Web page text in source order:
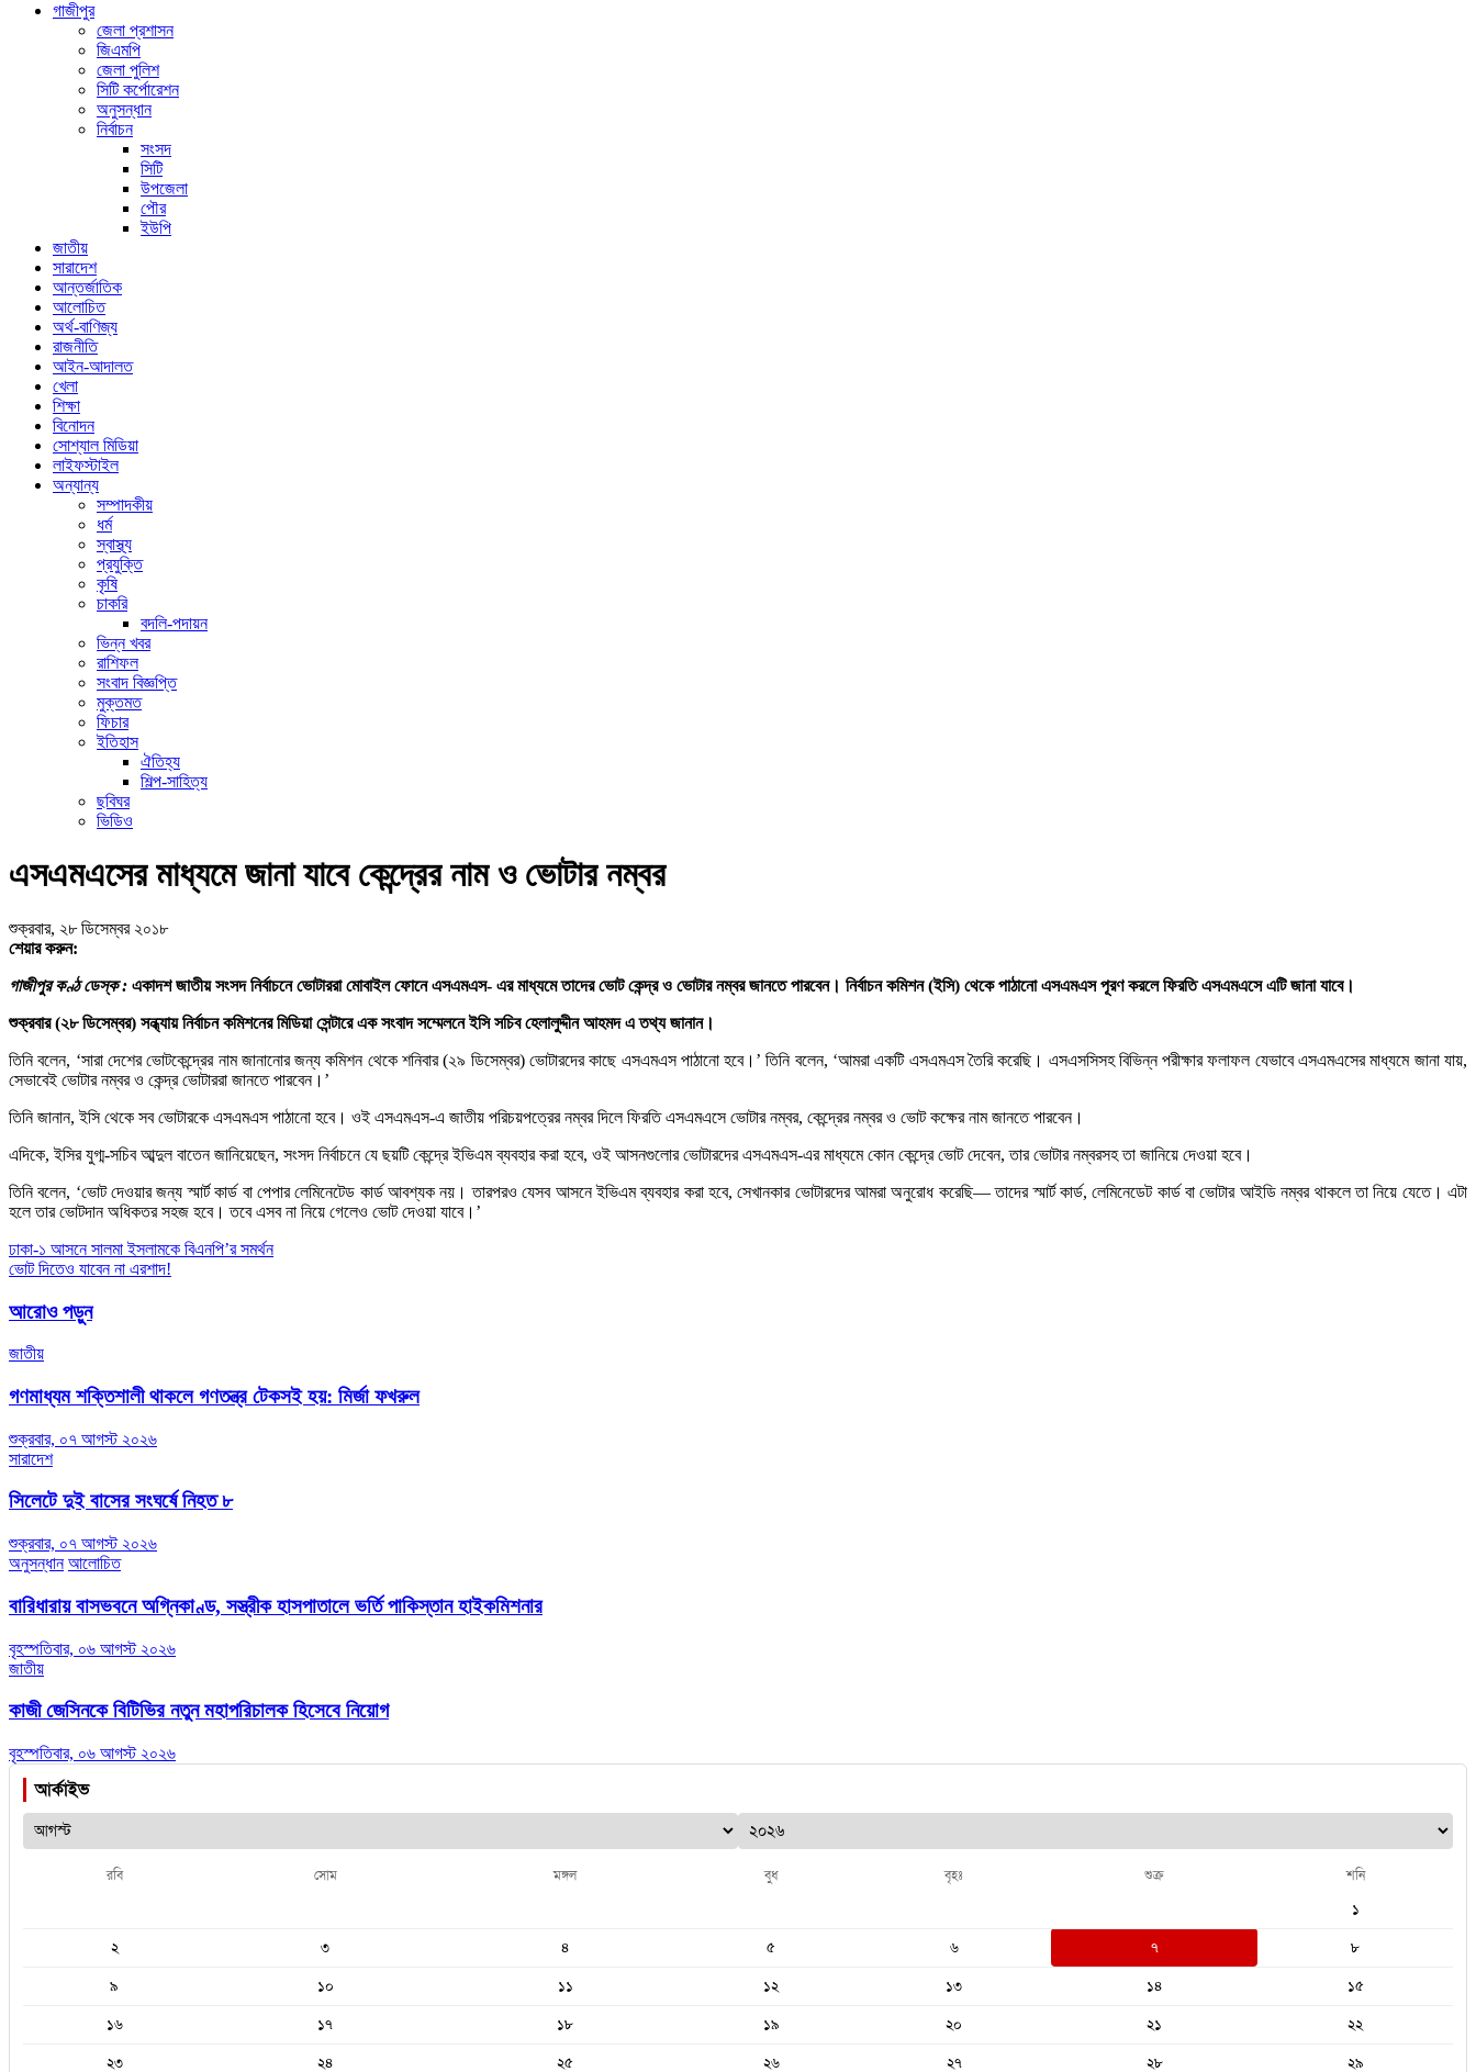
গাজীপুর
জেলা প্রশাসন
জিএমপি
জেলা পুলিশ
সিটি কর্পোরেশন
অনুসন্ধান
নির্বাচন
সংসদ
সিটি
উপজেলা
পৌর
ইউপি
জাতীয়
সারাদেশ
আন্তর্জাতিক
আলোচিত
অর্থ-বাণিজ্য
রাজনীতি
আইন-আদালত
খেলা
শিক্ষা
বিনোদন
সোশ্যাল মিডিয়া
লাইফস্টাইল
অন্যান্য
সম্পাদকীয়
ধর্ম
স্বাস্থ্য
প্রযুক্তি
কৃষি
চাকরি
বদলি-পদায়ন
ভিন্ন খবর
রাশিফল
সংবাদ বিজ্ঞপ্তি
মুক্তমত
ফিচার
ইতিহাস
ঐতিহ্য
শিল্প-সাহিত্য
ছবিঘর
ভিডিও
এসএমএসের মাধ্যমে জানা যাবে কেন্দ্রের নাম ও ভোটার নম্বর
শুক্রবার, ২৮ ডিসেম্বর ২০১৮
শেয়ার করুন:
গাজীপুর কণ্ঠ ডেস্ক : একাদশ জাতীয় সংসদ নির্বাচনে ভোটাররা মোবাইল ফোনে এসএমএস- এর মাধ্যমে তাদের ভোট কেন্দ্র ও ভোটার নম্বর জানতে পারবেন। নির্বাচন কমিশন (ইসি) থেকে পাঠানো এসএমএস পূরণ করলে ফিরতি এসএমএসে এটি জানা যাবে।
শুক্রবার (২৮ ডিসেম্বর) সন্ধ্যায় নির্বাচন কমিশনের মিডিয়া সেন্টারে এক সংবাদ সম্মেলনে ইসি সচিব হেলালুদ্দীন আহমদ এ তথ্য জানান।
তিনি বলেন, ‘সারা দেশের ভোটকেন্দ্রের নাম জানানোর জন্য কমিশন থেকে শনিবার (২৯ ডিসেম্বর) ভোটারদের কাছে এসএমএস পাঠানো হবে।’ তিনি বলেন, ‘আমরা একটি এসএমএস তৈরি করেছি। এসএসসিসহ বিভিন্ন পরীক্ষার ফলাফল যেভাবে এসএমএসের মাধ্যমে জানা যায়,
সেভাবেই ভোটার নম্বর ও কেন্দ্র ভোটাররা জানতে পারবেন।’
তিনি জানান, ইসি থেকে সব ভোটারকে এসএমএস পাঠানো হবে। ওই এসএমএস-এ জাতীয় পরিচয়পত্রের নম্বর দিলে ফিরতি এসএমএসে ভোটার নম্বর, কেন্দ্রের নম্বর ও ভোট কক্ষের নাম জানতে পারবেন।
এদিকে, ইসির যুগ্ম-সচিব আব্দুল বাতেন জানিয়েছেন, সংসদ নির্বাচনে যে ছয়টি কেন্দ্রে ইভিএম ব্যবহার করা হবে, ওই আসনগুলোর ভোটারদের এসএমএস-এর মাধ্যমে কোন কেন্দ্রে ভোট দেবেন, তার ভোটার নম্বরসহ তা জানিয়ে দেওয়া হবে।
তিনি বলেন, ‘ভোট দেওয়ার জন্য স্মার্ট কার্ড বা পেপার লেমিনেটেড কার্ড আবশ্যক নয়। তারপরও যেসব আসনে ইভিএম ব্যবহার করা হবে, সেখানকার ভোটারদের আমরা অনুরোধ করেছি— তাদের স্মার্ট কার্ড, লেমিনেডেট কার্ড বা ভোটার আইডি নম্বর থাকলে তা নিয়ে যেতে। এটা
হলে তার ভোটদান অধিকতর সহজ হবে। তবে এসব না নিয়ে গেলেও ভোট দেওয়া যাবে।’
Post
navigation
ঢাকা-১ আসনে সালমা ইসলামকে বিএনপি’র সমর্থন
ভোট দিতেও যাবেন না এরশাদ!
আরোও পড়ুন
জাতীয়
গণমাধ্যম শক্তিশালী থাকলে গণতন্ত্র টেকসই হয়: মির্জা ফখরুল
শুক্রবার, ০৭ আগস্ট ২০২৬
সারাদেশ
সিলেটে দুই বাসের সংঘর্ষে নিহত ৮
শুক্রবার, ০৭ আগস্ট ২০২৬
অনুসন্ধান আলোচিত
বারিধারায় বাসভবনে অগ্নিকাণ্ড, সস্ত্রীক হাসপাতালে ভর্তি পাকিস্তান হাইকমিশনার
বৃহস্পতিবার, ০৬ আগস্ট ২০২৬
জাতীয়
কাজী জেসিনকে বিটিভির নতুন মহাপরিচালক হিসেবে নিয়োগ
বৃহস্পতিবার, ০৬ আগস্ট ২০২৬
আর্কাইভ
রবি সোম মঙ্গল বুধ বৃহঃ শুক্র শনি
১
২
৩ ৪ ৫ ৬ ৭
৮
৯
১০ ১১ ১২ ১৩ ১৪
১৫
১৬
১৭ ১৮ ১৯ ২০ ২১
২২
২৩
২৪ ২৫ ২৬ ২৭ ২৮ ২৯